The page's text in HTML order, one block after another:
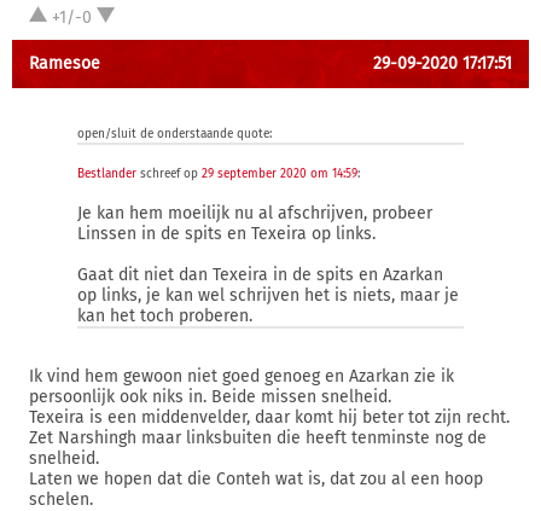
+1/-0
Ramesoe 29-09-2020 17:17:51
open/sluit de onderstaande quote:
Bestlander schreef op 29 september 2020 om 14:59:
Je kan hem moeilijk nu al afschrijven, probeer
Linssen in de spits en Texeira op links.
Gaat dit niet dan Texeira in de spits en Azarkan
op links, je kan wel schrijven het is niets, maar je
kan het toch proberen.
Ik vind hem gewoon niet goed genoeg en Azarkan zie ik
persoonlijk ook niks in. Beide missen snelheid.
Texeira is een middenvelder, daar komt hij beter tot zijn recht.
Zet Narshingh maar linksbuiten die heeft tenminste nog de
snelheid.
Laten we hopen dat die Conteh wat is, dat zou al een hoop
schelen.